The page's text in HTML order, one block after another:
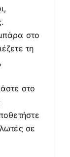
στο
τη
στο
σε